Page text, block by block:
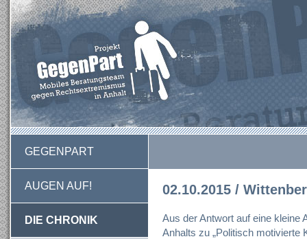
GEGENPART
AUGEN AUF!
DIE CHRONIK
02.10.2015 /
Aus der Antwort auf eine kleine
Anhalts zu „Politisch motivierte